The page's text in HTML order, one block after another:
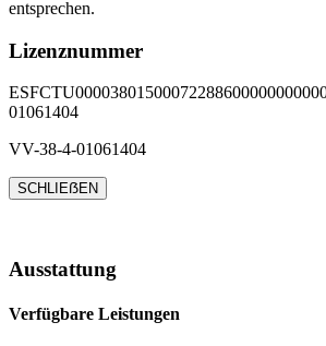
entsprechen.
Lizenznummer
01061404
VV-38-4-01061404
SCHLIEẞEN
Ausstattung
Verfügbare Leistungen